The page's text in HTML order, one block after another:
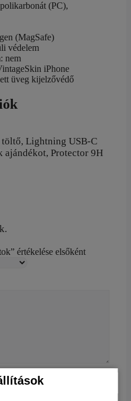
(PC),
(MagSafe)
védelem
nem
iPhone
üveg kijelzővédő
Lightning USB-C
ajándékot, Protector 9H
értékelése elsőként